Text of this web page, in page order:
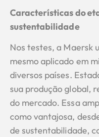
Características do
sustentabilidade
Nos testes, a Maersk
mesmo aplicado em
diversos países.
sua produção global,
do mercado. Essa
como vantajosa,
de sustentabilidade,